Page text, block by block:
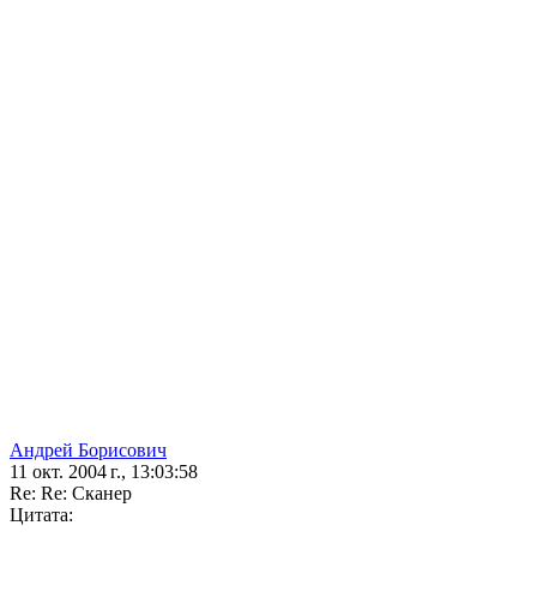
Андрей Борисович
11 окт. 2004 г., 13:03:58
Re: Re: Сканер
Цитата: